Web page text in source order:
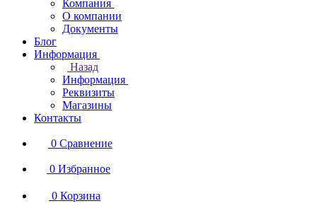
Компания
О компании
Документы
Блог
Информация
Назад
Информация
Реквизиты
Магазины
Контакты
0 Сравнение
0 Избранное
0 Корзина